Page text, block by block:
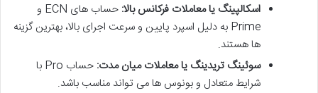
اسکالپینگ یا معاملات فرکانس بالا:
حساب های ECN و
Prime به دلیل اسپرد پایین و سرعت اجرای بالا، بهترین گزینه
ها هستند.
سوئینگ تریدینگ یا معاملات میان مدت:
حساب Pro با
شرایط متعادل و بونوس ها می تواند مناسب باشد.